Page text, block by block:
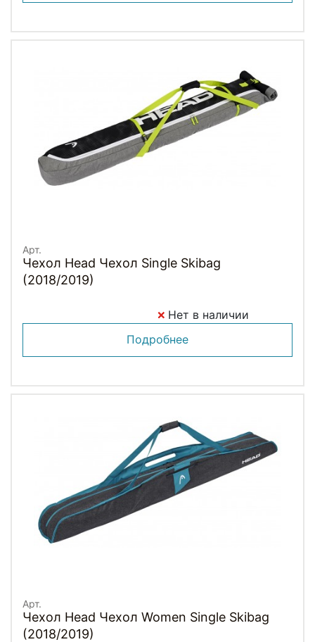
Арт.
Чехол Head Чехол Single Skibag
(2018/2019)
Нет в наличии
Подробнее
Арт.
Чехол Head Чехол Women Single Skibag
(2018/2019)